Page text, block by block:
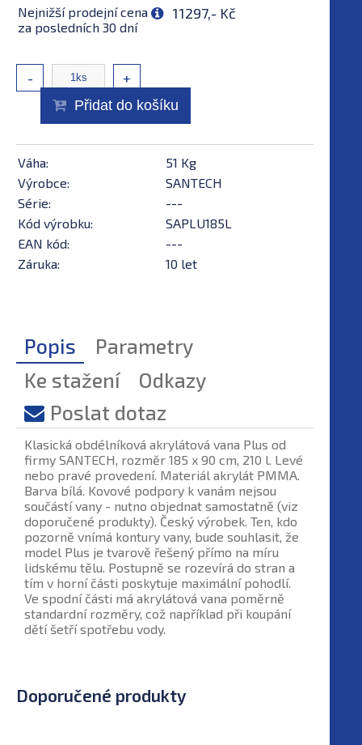
Nejnižší prodejní cena
za posledních 30 dní
11297,- Kč
- +
Přidat do košíku
Váha:
51 Kg
Výrobce:
SANTECH
Série:
---
Kód výrobku:
SAPLU185L
EAN kód:
---
Záruka:
10 let
Popis
Parametry
Ke stažení
Odkazy
Poslat dotaz
Klasická obdélníková akrylátová vana Plus od
firmy SANTECH, rozměr 185 x 90 cm, 210 l. Levé
nebo pravé provedení. Materiál akrylát PMMA.
Barva bílá. Kovové podpory k vanám nejsou
součástí vany - nutno objednat samostatně (viz
doporučené produkty). Český výrobek. Ten, kdo
pozorně vnímá kontury vany, bude souhlasit, že
model Plus je tvarově řešený přímo na míru
lidskému tělu. Postupně se rozevírá do stran a
tím v horní části poskytuje maximální pohodlí.
Ve spodní části má akrylátová vana poměrně
standardní rozměry, což například při koupání
dětí šetří spotřebu vody.
Doporučené produkty